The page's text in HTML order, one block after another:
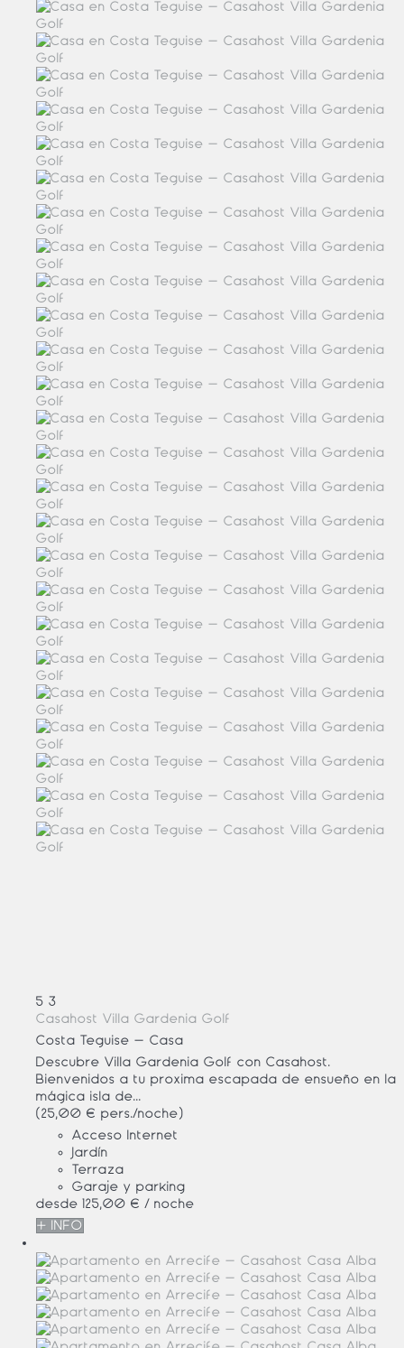
5 3
Casahost Villa Gardenia Golf
Costa Teguise - Casa
Descubre Villa Gardenia Golf con Casahost.
Bienvenidos a tu próxima escapada de ensueño en la
mágica isla de...
(25,00 € pers./noche)
Acceso Internet
Jardín
Terraza
Garaje y parking
desde 125,00 € / noche
+ INFO